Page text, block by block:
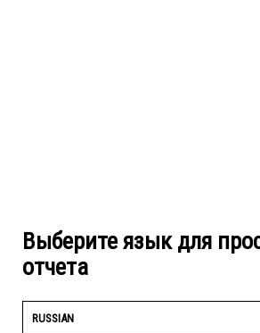
Выберите язык для
отчета
RUSSIAN